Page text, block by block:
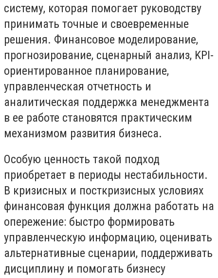
систему, которая помогает руководству
принимать точные и своевременные
решения. Финансовое моделирование,
прогнозирование, сценарный анализ, KPI-
ориентированное планирование,
управленческая отчетность и
аналитическая поддержка менеджмента
в ее работе становятся практическим
механизмом развития бизнеса.
Особую ценность такой подход
приобретает в периоды нестабильности.
В кризисных и посткризисных условиях
финансовая функция должна работать на
опережение: быстро формировать
управленческую информацию, оценивать
альтернативные сценарии, поддерживать
дисциплину и помогать бизнесу